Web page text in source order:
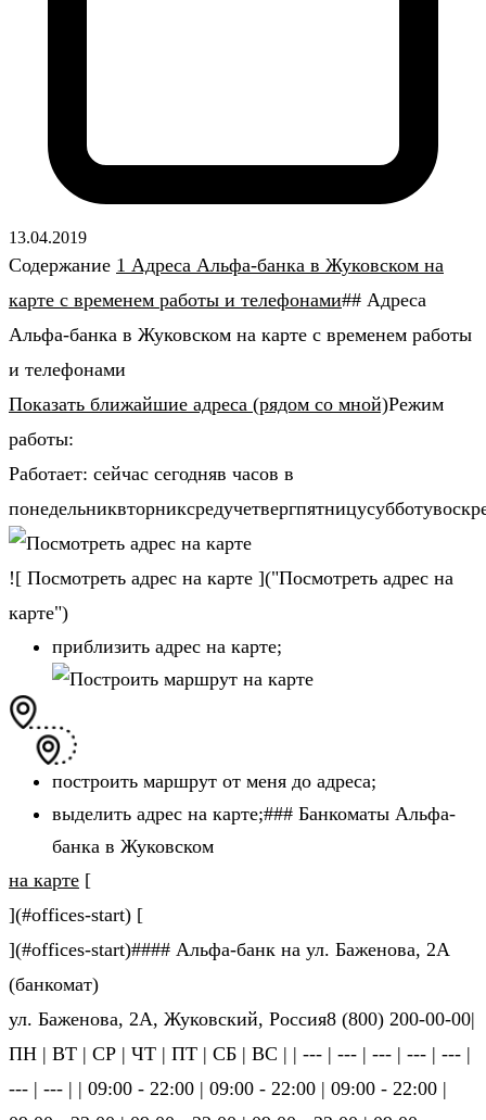
13.04.2019
Содержание 1 Адреса Альфа-банка в Жуковском на
карте с временем работы и телефонами## Адреса
Альфа-банка в Жуковском на карте с временем работы
и телефонами
Показать ближайшие адреса (рядом со мной)Режим
работы:
Работает: сейчас сегодняв часов в
![ Посмотреть адрес на карте ]("Посмотреть адрес на
карте")
приблизить адрес на карте;
построить маршрут от меня до адреса;
выделить адрес на карте;### Банкоматы Альфа-
банка в Жуковском
на карте [
](#offices-start) [
](#offices-start)#### Альфа-банк на ул. Баженова, 2А
(банкомат)
ул. Баженова, 2А, Жуковский, Россия8 (800) 200-00-00|
ПН | ВТ | СР | ЧТ | ПТ | СБ | ВС | | --- | --- | --- | --- | --- |
--- | --- | | 09:00 - 22:00 | 09:00 - 22:00 | 09:00 - 22:00 |